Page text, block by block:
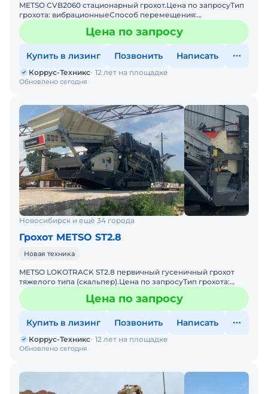
METSO CVB2060 стационарный грохот.Цена по запросуТип
грохота: вибрационныеСпособ перемещения:
стационарныеСамый популярный в мире и РФ
стационарный грохот METSOЦена по запросу
Купить в лизинг Позвонить Написать
Обновлено сегодня
Коррус-Техникс 12 лет на площадке
Новосибирск и ещё 34 города
Грохот METSO ST2.8
Новая техника
METSO LOKOTRACK ST2.8 первичный гусеничный грохот
тяжелого типа (скальпер).Цена по запросуТип грохота:
вибрационныеСпособ перемещения: самоходныеСамый
популярны
Цена по запросу
Купить в лизинг Позвонить Написать
Обновлено сегодня
Коррус-Техникс 12 лет на площадке